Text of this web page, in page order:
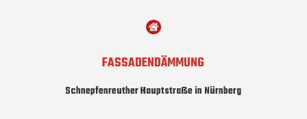
FASSADENDÄMMUNG
Schnepfenreuther Hauptstraße in Nürnberg